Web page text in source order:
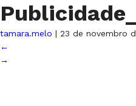
tamara.melo | 23 de novembro
←
→